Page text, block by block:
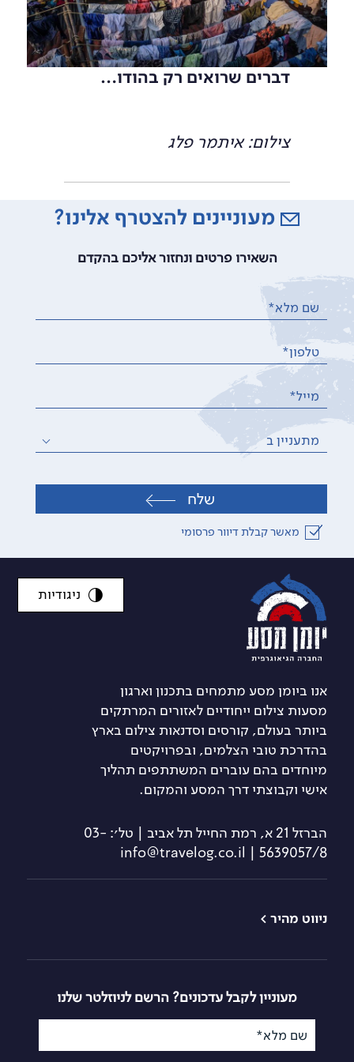
דברים שרואים רק בהודו…
צילום: איתמר פלג
מעוניינים להצטרף אלינו?
השאירו פרטים ונחזור אליכם בהקדם
שם מלא*
טלפון*
מייל*
מתעניין ב
מאשר קבלת דיוור פרסומי
שלח
אנו ביומן מסע מתמחים בתכנון וארגון
מסעות צילום ייחודיים לאזורים המרתקים
ביותר בעולם, קורסים וסדנאות צילום בארץ
בהדרכת טובי הצלמים, ובפרויקטים
מיוחדים בהם עוברים המשתתפים תהליך
אישי וקבוצתי דרך המסע והמקום.
הברזל 21 א, רמת החייל תל אביב | טל׳: 03-
5639057/8 | info@travelog.co.il
ניגודיות
ניווט מהיר >
קורסי צילום
סדנאות צילום
מסעות שייט
קורס צילום
בסמארטפון
מעוניין לקבל עדכונים? הרשם לניוזלטר שלנו
שם מלא*